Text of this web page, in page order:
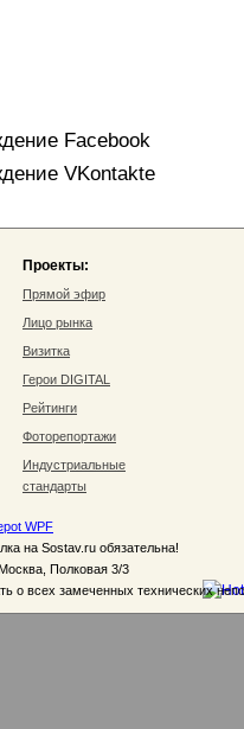
Facebook
VKontakte
Проекты:
Прямой эфир
Лицо рынка
Визитка
Герои DIGITAL
Рейтинги
Фоторепортажи
Индустриальные
стандарты
WPF
на Sostav.ru обязательна!
Полковая 3/3
о всех замеченных технических